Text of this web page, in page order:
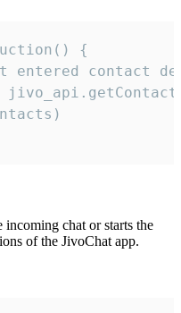
{
entered contact
incoming chat or starts the
of the JivoChat app.